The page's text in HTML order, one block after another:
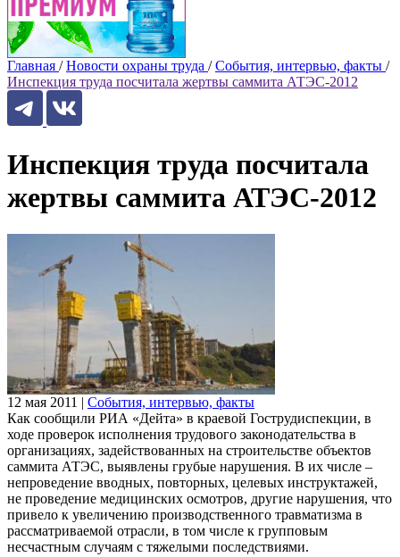
Главная / Новости охраны труда / События, интервью, факты /
Инспекция труда посчитала жертвы саммита АТЭС-2012
Инспекция труда посчитала
жертвы саммита АТЭС-2012
12 мая 2011 | События, интервью, факты
Как сообщили РИА «Дейта» в краевой Гострудиспекции, в
ходе проверок исполнения трудового законодательства в
организациях, задействованных на строительстве объектов
саммита АТЭС, выявлены грубые нарушения. В их числе –
непроведение вводных, повторных, целевых инструктажей,
не проведение медицинских осмотров, другие нарушения, что
привело к увеличению производственного травматизма в
рассматриваемой отрасли, в том числе к групповым
несчастным случаям с тяжелыми последствиями.